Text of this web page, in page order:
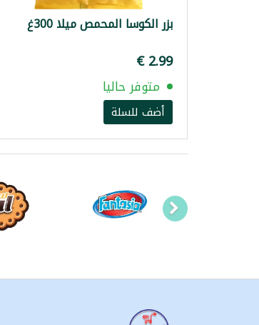
بزر الكوسا المحمص ميلا 300غ
متوفر حاليا
أضف للسلة